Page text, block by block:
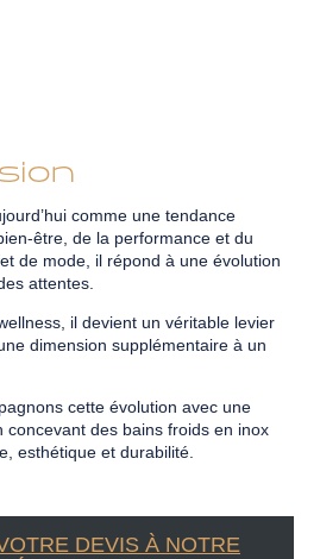
comme une tendance
être, de la performance et du
de mode, il répond à une évolution
attentes.
il devient un véritable levier
dimension supplémentaire à un
cette évolution avec une
concevant des bains froids en inox
esthétique et durabilité.
DEVIS À NOTRE